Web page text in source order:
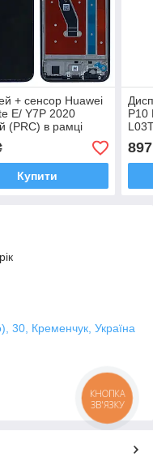
+ сенсор Huawei
E/ Y7P 2020
(PRC) в рамці
Купити
P10
897
30, Кременчук, Україна
КНОПКА
ЗВ'ЯЗКУ